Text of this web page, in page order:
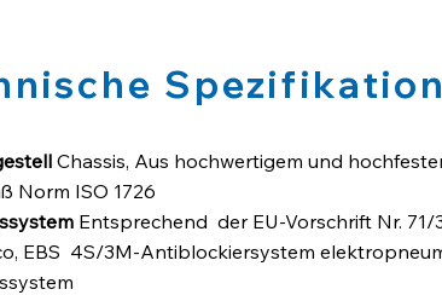
Spezifikation
Chassis, Aus hochwertigem und
Norm ISO 1726
Entsprechend der EU-Vorschrift Nr. 71/
EBS 4S/3M-Antiblockiersystem